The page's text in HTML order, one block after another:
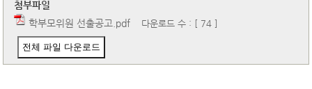
첨부파일
학부모위원 선출공고.pdf 다운로드 수 : [ 74 ]
전체 파일 다운로드